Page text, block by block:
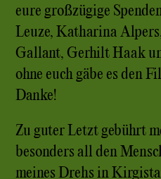
eure großzügige
Leuze, Katharina
Gallant, Gerhilt Haak
ohne euch gäbe es den
Danke!
Zu guter Letzt gebührt
besonders all den
meines Drehs in